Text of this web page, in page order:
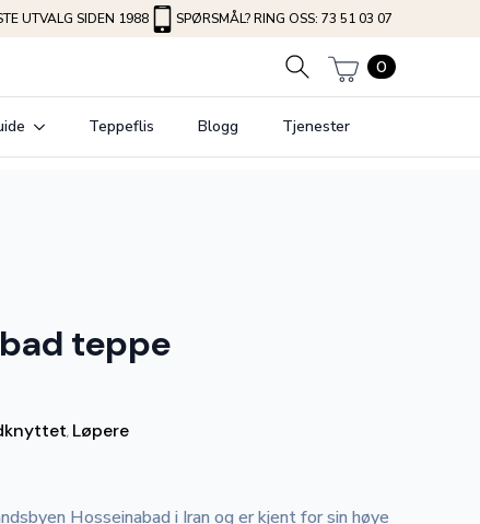
UTVALG SIDEN 1988 SPØRSMÅL? RING OSS: 73 51 03 07
0
Teppeflis Blogg Tjenester
teppe
, Løpere
Hosseinabad i Iran og er kjent for sin høye